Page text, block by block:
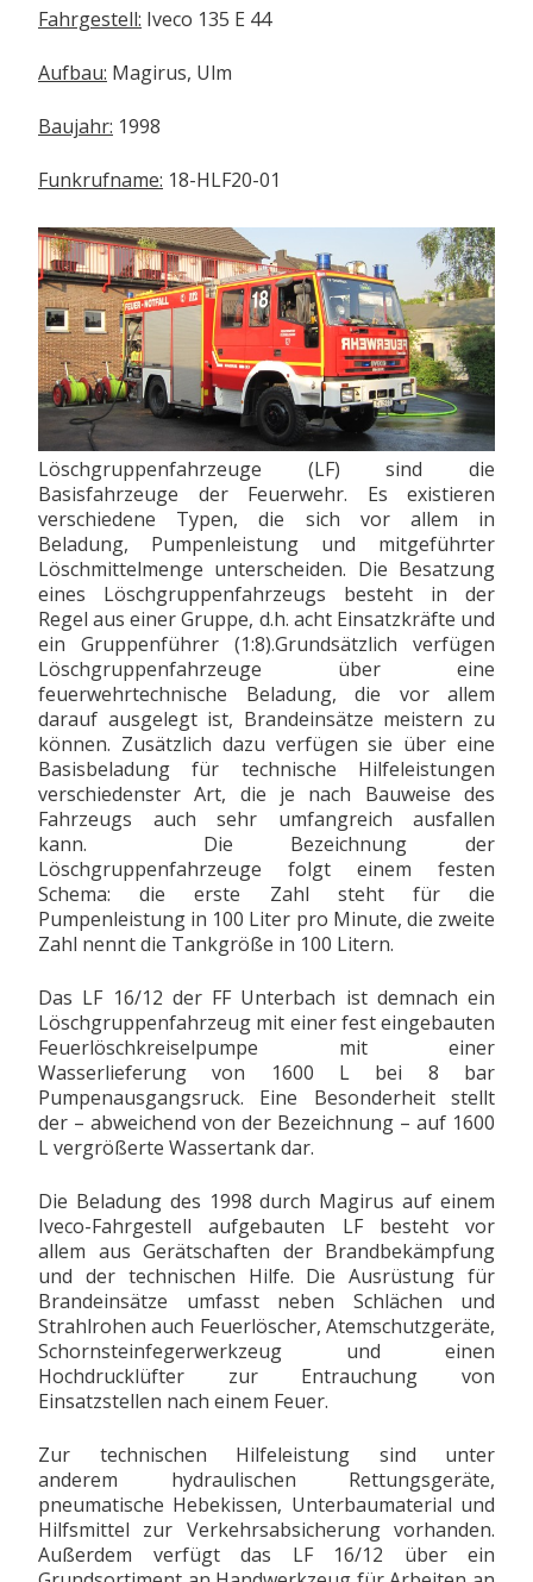
Fahrgestell: Iveco 135 E 44
Aufbau: Magirus, Ulm
Baujahr: 1998
Funkrufname: 18-HLF20-01
Löschgruppenfahrzeuge (LF) sind die
Basisfahrzeuge der Feuerwehr. Es existieren
verschiedene Typen, die sich vor allem in
Beladung, Pumpenleistung und mitgeführter
Löschmittelmenge unterscheiden. Die Besatzung
eines Löschgruppenfahrzeugs besteht in der
Regel aus einer Gruppe, d.h. acht Einsatzkräfte und
ein Gruppenführer (1:8).Grundsätzlich verfügen
Löschgruppenfahrzeuge über eine
feuerwehrtechnische Beladung, die vor allem
darauf ausgelegt ist, Brandeinsätze meistern zu
können. Zusätzlich dazu verfügen sie über eine
Basisbeladung für technische Hilfeleistungen
verschiedenster Art, die je nach Bauweise des
Fahrzeugs auch sehr umfangreich ausfallen
kann. Die Bezeichnung der
Löschgruppenfahrzeuge folgt einem festen
Schema: die erste Zahl steht für die
Pumpenleistung in 100 Liter pro Minute, die zweite
Zahl nennt die Tankgröße in 100 Litern.
Das LF 16/12 der FF Unterbach ist demnach ein
Löschgruppenfahrzeug mit einer fest eingebauten
Feuerlöschkreiselpumpe mit einer
Wasserlieferung von 1600 L bei 8 bar
Pumpenausgangsruck. Eine Besonderheit stellt
der – abweichend von der Bezeichnung – auf 1600
L vergrößerte Wassertank dar.
Die Beladung des 1998 durch Magirus auf einem
Iveco-Fahrgestell aufgebauten LF besteht vor
allem aus Gerätschaften der Brandbekämpfung
und der technischen Hilfe. Die Ausrüstung für
Brandeinsätze umfasst neben Schlächen und
Strahlrohen auch Feuerlöscher, Atemschutzgeräte,
Schornsteinfegerwerkzeug und einen
Hochdrucklüfter zur Entrauchung von
Einsatzstellen nach einem Feuer.
Zur technischen Hilfeleistung sind unter
anderem hydraulischen Rettungsgeräte,
pneumatische Hebekissen, Unterbaumaterial und
Hilfsmittel zur Verkehrsabsicherung vorhanden.
Außerdem verfügt das LF 16/12 über ein